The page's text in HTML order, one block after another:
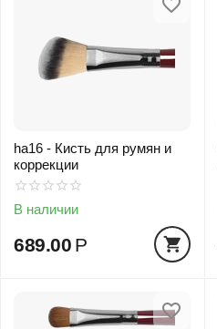
ha16 - Кисть для румян и
коррекции
В наличии
689.00 Р